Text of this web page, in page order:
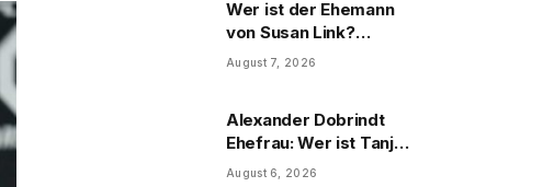
Wer ist der Ehemann
von Susan Link?
Wolfgang Link, Beruf
August 7, 2026
Alexander Dobrindt
Ehefrau: Wer ist Tanja
Käser?
August 6, 2026